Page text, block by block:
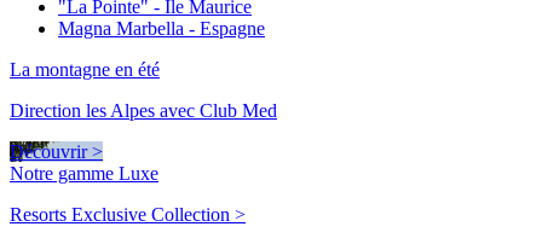
"La Pointe" - Ile Maurice
Magna Marbella - Espagne
La montagne en été
Direction les Alpes avec Club Med
Découvrir >
Notre gamme Luxe
Resorts Exclusive Collection >